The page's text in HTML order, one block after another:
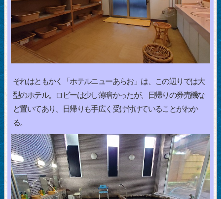
それはともかく「ホテルニューあらお」は、この辺りでは大
型のホテル。ロビーは少し薄暗かったが、日帰りの券売機な
ど置いてあり、日帰りも手広く受け付けていることがわか
る。